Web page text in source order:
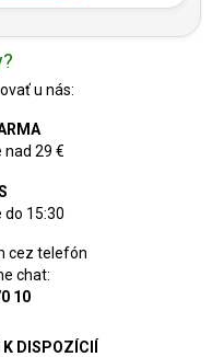
u nás:
nad 29 €
do 15:30
cez telefón
chat:
10
DISPOZÍCIÍ